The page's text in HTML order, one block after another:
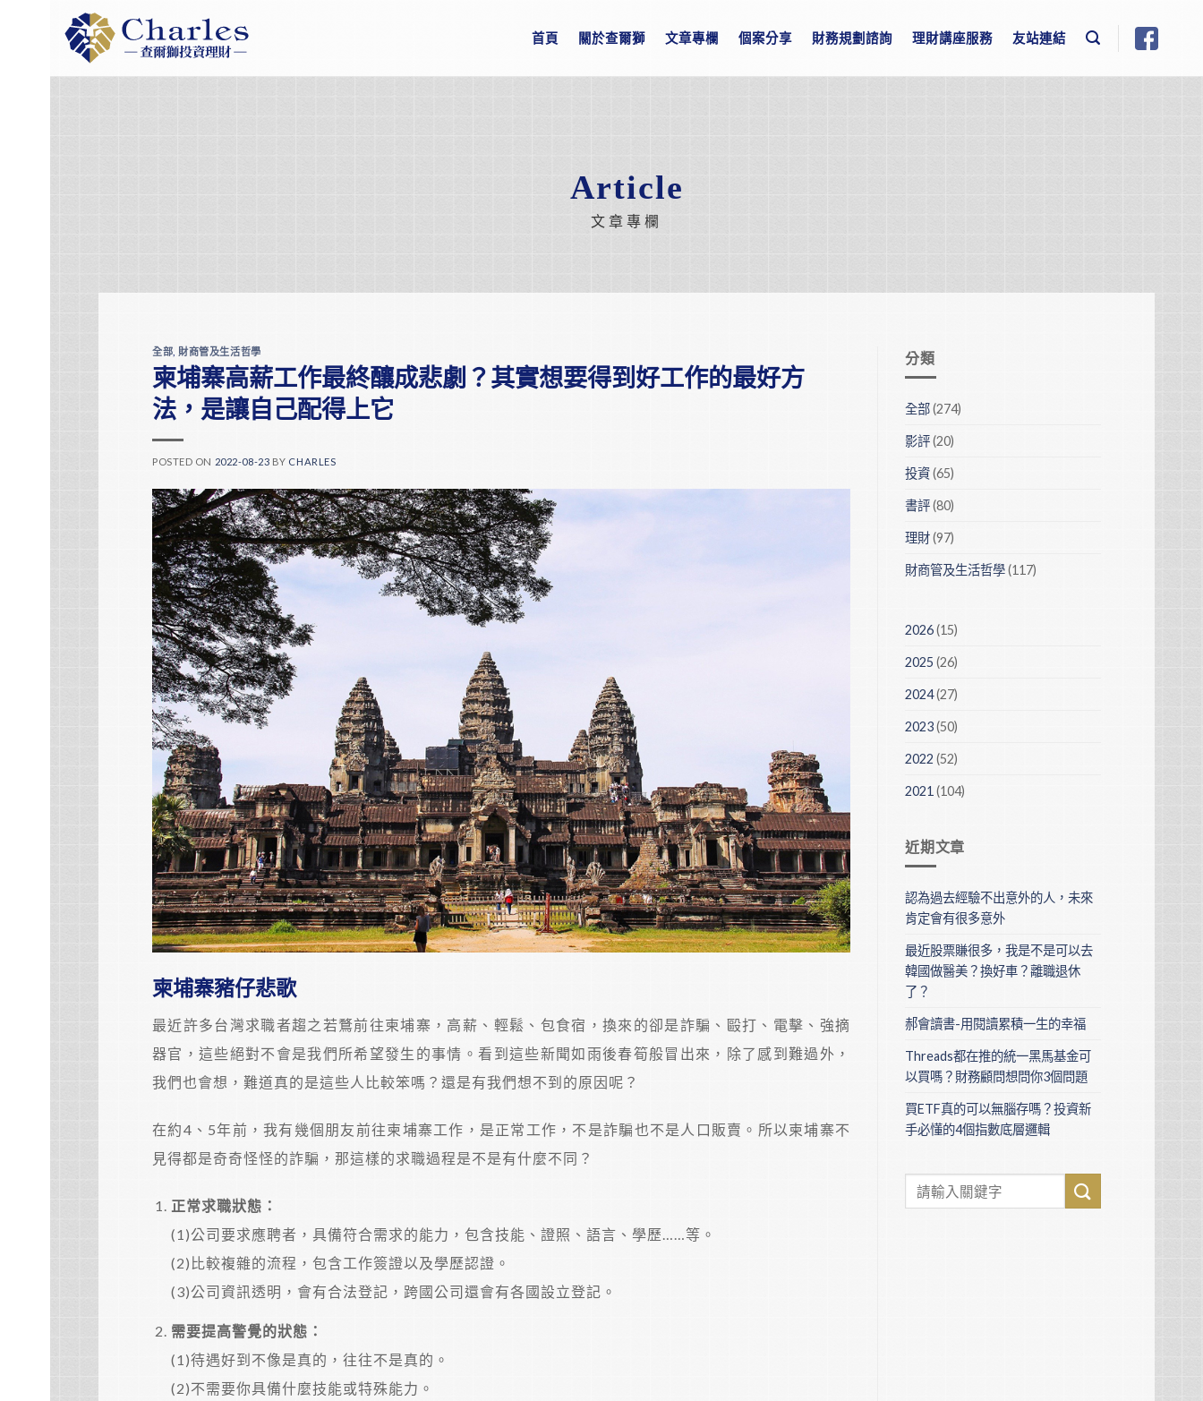
首頁 關於查爾獅 文章專欄 個案分享 財務規劃諮詢 理財講座服務 友站連結
Article
文章專欄
全部 財商管及生活哲學
柬埔寨高薪工作最終釀成悲劇？其實想要得到好工作的最好方
法，是讓自己配得上它
POSTED ON 2022-08-23 BY CHARLES
柬埔寨豬仔悲歌
最近許多台灣求職者趨之若鶩前往柬埔寨，高薪、輕鬆、包食宿，換來的卻是詐騙、毆打、電擊、強摘
器官，這些絕對不會是我們所希望發生的事情。看到這些新聞如雨後春筍般冒出來，除了感到難過外，
我們也會想，難道真的是這些人比較笨嗎？還是有我們想不到的原因呢？
在約4、5年前，我有幾個朋友前往柬埔寨工作，是正常工作，不是詐騙也不是人口販賣。所以柬埔寨不
見得都是奇奇怪怪的詐騙，那這樣的求職過程是不是有什麼不同？
正常求職狀態：
(1)公司要求應聘者，具備符合需求的能力，包含技能、證照、語言、學歷……等。
(2)比較複雜的流程，包含工作簽證以及學歷認證。
(3)公司資訊透明，會有合法登記，跨國公司還會有各國設立登記。
需要提高警覺的狀態：
(1)待遇好到不像是真的，往往不是真的。
(2)不需要你具備什麼技能或特殊能力。
分類
全部(274)
影評(20)
投資(65)
書評(80)
理財(97)
財商管及生活哲學(117)
2026(15)
2025 (26)
2024(27)
2023(50)
2022 (52)
2021 (104)
近期文章
認為過去經驗不出意外的人，未來
肯定會有很多意外
最近股票賺很多，我是不是可以去
韓國做醫美？換好車？離職退休
了？
郝會讀書-用閱讀累積一生的幸福
Threads都在推的統一黑馬基金可
以買嗎？財務顧問想問你3個問題
買ETF真的可以無腦存嗎？投資新
手必懂的4個指數底層邏輯